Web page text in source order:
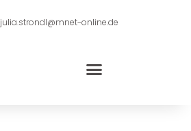
julia.strondl@mnet-online.de